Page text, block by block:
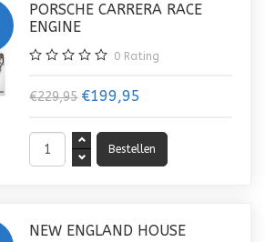
PORSCHE CARRERA RACE
ENGINE
0 Rating
€229,95 €199,95
NEW ENGLAND HOUSE